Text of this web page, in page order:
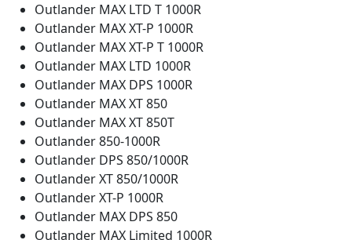
Outlander MAX LTD T 1000R
Outlander MAX XT-P 1000R
Outlander MAX XT-P T 1000R
Outlander MAX LTD 1000R
Outlander MAX DPS 1000R
Outlander MAX XT 850
Outlander MAX XT 850T
Outlander 850-1000R
Outlander DPS 850/1000R
Outlander XT 850/1000R
Outlander XT-P 1000R
Outlander MAX DPS 850
Outlander MAX Limited 1000R